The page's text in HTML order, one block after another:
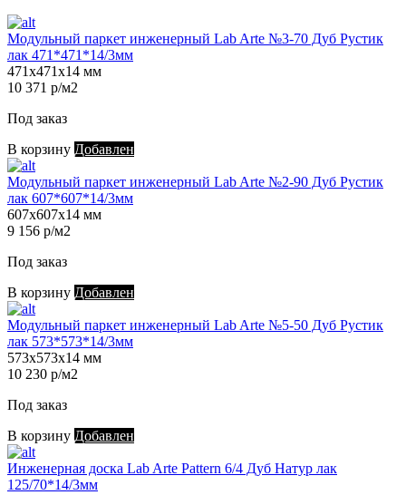
Модульный паркет инженерный Lab Arte №3-70 Дуб Рустик
лак 471*471*14/3мм
471х471х14 мм
10 371 р/м2
Под заказ
В корзину Добавлен
Модульный паркет инженерный Lab Arte №2-90 Дуб Рустик
лак 607*607*14/3мм
607х607х14 мм
9 156 р/м2
Под заказ
В корзину Добавлен
Модульный паркет инженерный Lab Arte №5-50 Дуб Рустик
лак 573*573*14/3мм
573х573х14 мм
10 230 р/м2
Под заказ
В корзину Добавлен
Инженерная доска Lab Arte Pattern 6/4 Дуб Натур лак
125/70*14/3мм